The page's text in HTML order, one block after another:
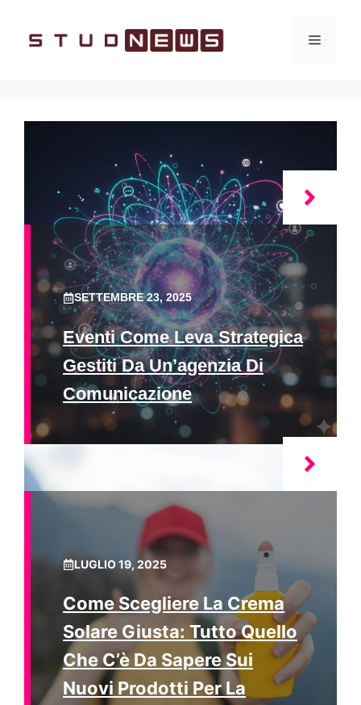
contenuto
Menu
SETTEMBRE 23, 2025
Eventi Come Leva Strategica
Gestiti Da Un’agenzia Di
Comunicazione
LUGLIO 19, 2025
Come Scegliere La Crema
Solare Giusta: Tutto Quello
Che C’è Da Sapere Sui
Nuovi Prodotti Per La